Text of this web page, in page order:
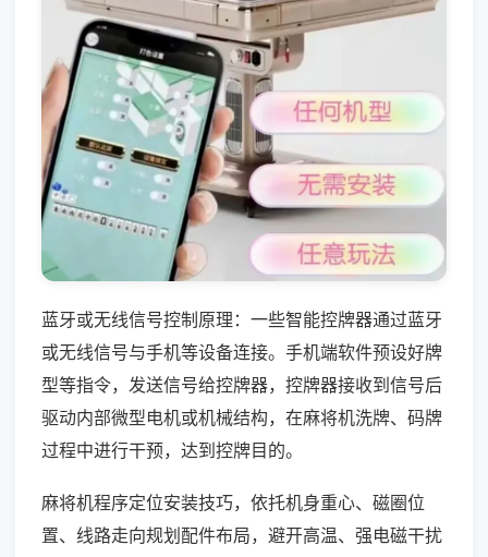
蓝牙或无线信号控制原理：一些智能控牌器通过蓝牙
或无线信号与手机等设备连接。手机端软件预设好牌
型等指令，发送信号给控牌器，控牌器接收到信号后
驱动内部微型电机或机械结构，在麻将机洗牌、码牌
过程中进行干预，达到控牌目的。
麻将机程序定位安装技巧，依托机身重心、磁圈位
置、线路走向规划配件布局，避开高温、强电磁干扰